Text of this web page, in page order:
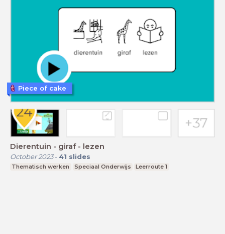
Dierentuin - giraf - lezen
October 2023- 41 slides
Thematisch werken Speciaal Onderwijs Leerroute 1
Piece of cake